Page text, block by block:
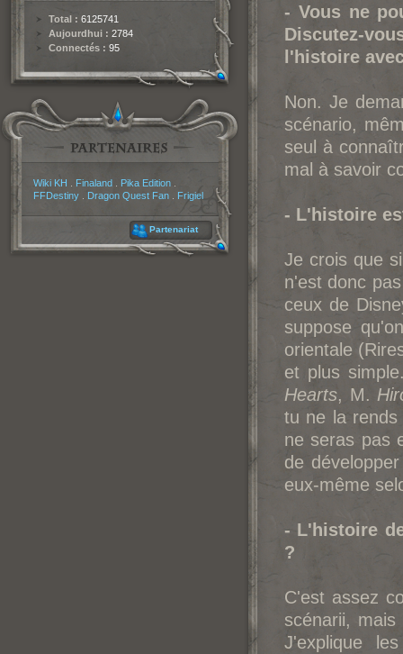
Total : 6125741
Aujourdhui : 2784
Connectés : 95
Wiki KH Finaland Pika Edition
FFDestiny
Dragon Quest Fan Frigiel
Partenariat
- Vous ne
Discutez-
l'histoire
Non. Je
scénario,
seul à
mal à savoir
- L'histoire
Je crois que
n'est donc
ceux de
suppose
orientale
et plus
Hearts, M.
tu ne la rends
ne seras pas
de
eux-même
- L'histoire
?
C'est assez
scénarii,
J'explique